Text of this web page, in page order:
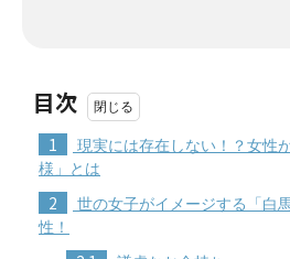
目次
1
現実には存在しない！？女性
様」とは
2
世の女子がイメージする「白
性！